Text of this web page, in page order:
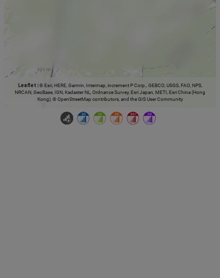
Leaflet |© Esri, HERE, Garmin, Intermap, increment P Corp., GEBCO, USGS, FAO, NPS,
NRCAN, GeoBase, IGN, Kadaster NL, Ordnance Survey, Esri Japan, METI, Esri China (Hong
Kong), © OpenStreetMap contributors, and the GIS User Community